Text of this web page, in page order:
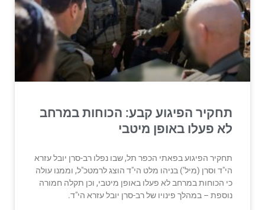
תחקיר הפיגוע קבע: הכוחות במרחב
לא פעלו באופן מיטבי
תחקיר הפיגוע בפאתי הכפר תל, שבו נפלו רב-סרן יובל עזרא
הי"ד וסרן (מיל’) בניהו מלט הי"ד הוצג לרמטכ"ל, וממנו עולה
כי הכוחות במרחב לא פעלו באופן מיטבי, וכן תקלה חמורה
נוספת – במהלך פינויו של רב-סרן יובל עזרא הי"ד.